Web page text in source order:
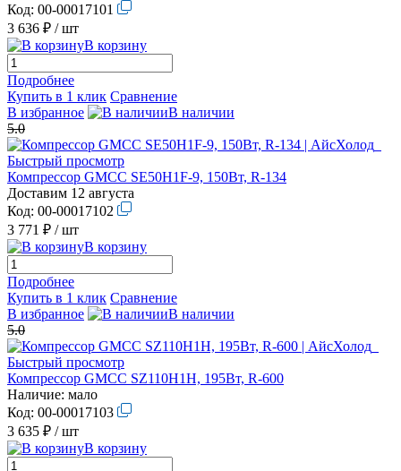
Код: 00-00017101
3 636 ₽ / шт
В корзину
Подробнее
Купить в 1 клик Сравнение
В избранное
В наличии
5.0
Быстрый просмотр
Компрессор GMCC SE50H1F-9, 150Вт, R-134
Доставим 12 августа
Код: 00-00017102
3 771 ₽ / шт
В корзину
Подробнее
Купить в 1 клик Сравнение
В избранное
В наличии
5.0
Быстрый просмотр
Компрессор GMCC SZ110H1H, 195Вт, R-600
Наличие: мало
Код: 00-00017103
3 635 ₽ / шт
В корзину